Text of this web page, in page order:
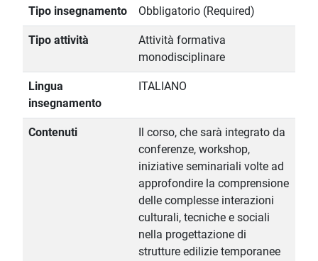
Tipo insegnamento Obbligatorio (Required)
Tipo attività
Attività formativa
monodisciplinare
Lingua
insegnamento
ITALIANO
Contenuti
Il corso, che sarà integrato da
conferenze, workshop,
iniziative seminariali volte ad
approfondire la comprensione
delle complesse interazioni
culturali, tecniche e sociali
nella progettazione di
strutture edilizie temporanee